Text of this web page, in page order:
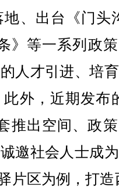
地、出台《门头
》等一系列政
人才引进、培
外，近期发布
推出空间、政
邀社会人士成
片区为例，打造